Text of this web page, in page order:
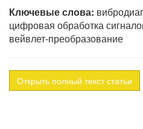
Ключевые слова:
цифровая обработка
вейвлет-преобразование
Открыть полный текст статьи